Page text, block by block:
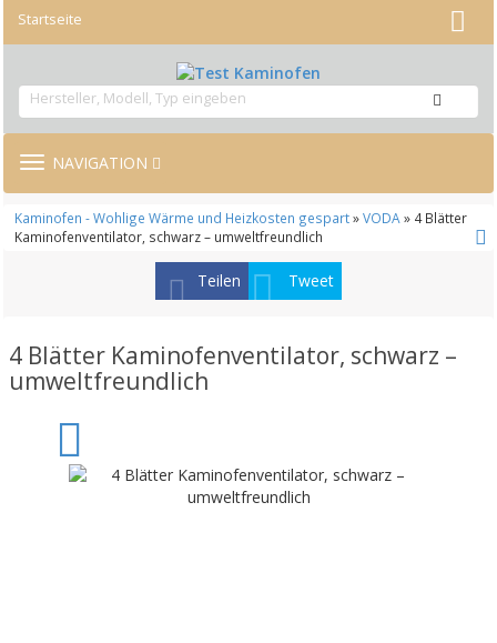
Startseite
TOGGLE
NAVIGATION
Kaminofen - Wohlige Wärme und Heizkosten gespart»VODA » 4 Blätter
Kaminofenventilator, schwarz – umweltfreundlich
Teilen Tweet
4 Blätter Kaminofenventilator, schwarz –
umweltfreundlich